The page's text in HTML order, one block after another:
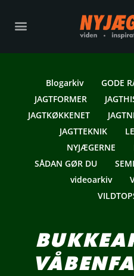
Blogarkiv GODE
JAGTFORMER
JAGTKØKKENET
JAGTTEKNIK
NYJÆGERNE
SÅDAN GØR DU
videoarkiv